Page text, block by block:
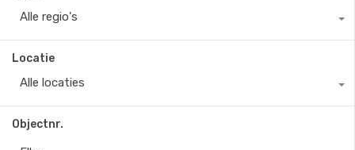
Alle regio's
Locatie
Alle locaties
Objectnr.